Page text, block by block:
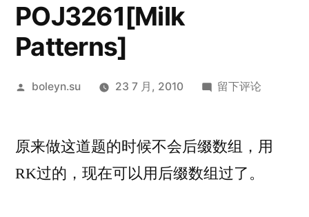
POJ3261[Milk
Patterns]
发
boleyn.su 23 7 月, 2010
于
留下评论
原来做这道题的时候不会后缀数组，用
RK过的，现在可以用后缀数组过了。